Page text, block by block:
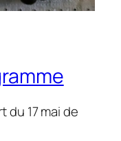
du 17 mai de